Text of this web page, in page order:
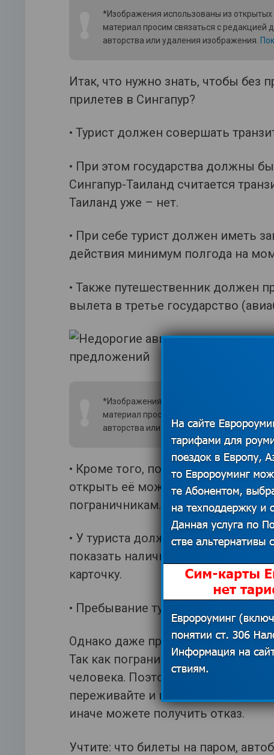
*Изображения использованы из
материал просим связаться с редакцией
авторства или удаления изображения.
Итак, что нужно знать, чтобы без
прилетев в Сингапур?
• Турист должен совершать
• При этом государства должны
Сингапур-Таиланд считается
Таиланд уже – нет.
• При себе турист должен иметь
действия минимум полгода на
• Также путешественник должен
вылета в третье государство
*Изображения использованы из открытых
материал просим связаться с редакцией
авторства или удаления изображения.
• Кроме того, потребуется
открыть её можно только по
пограничникам.
• У туриста должно быть
показать наличные
карточку.
• Пребывание туриста не должно
Однако даже при соблюдении всех
Так как пограничники могут как
человека. Поэтому при
переживайте и ведите себя
иначе можете получить отказ.
Учтите: что билеты на паром,